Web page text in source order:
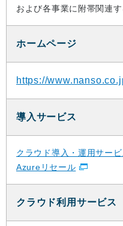
および各事業に附帯関連
ホームページ
https://
導入サービス
クラウド導入・運用サービ
Azureリセール
クラウド利用サービス